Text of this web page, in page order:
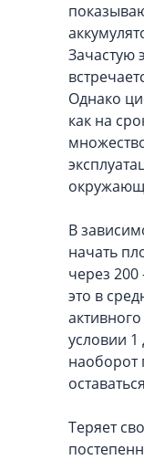
Зачастую
Однако
как на
В
начать
через
это в
условии
наоборот
Теряет